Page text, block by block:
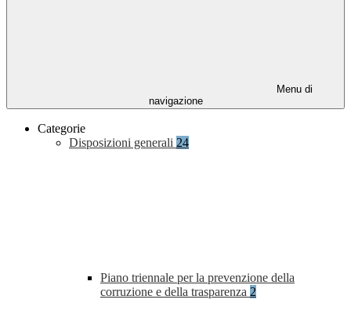
Menu di
navigazione
Categorie
Disposizioni generali 24
Piano triennale per la prevenzione della
corruzione e della trasparenza 2